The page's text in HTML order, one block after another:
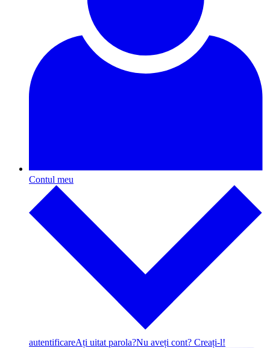
Contul meu
autentificareAți uitat parola?Nu aveți cont? Creați-l!